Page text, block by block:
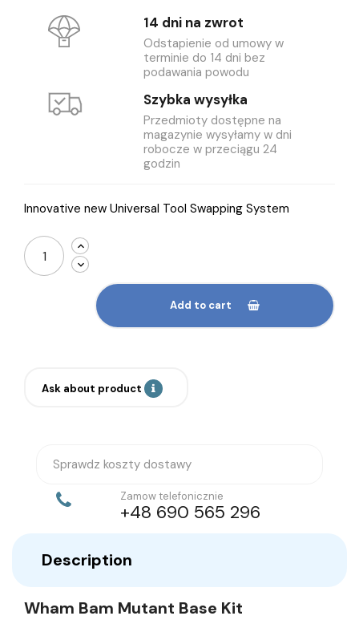
14 dni na zwrot
Odstapienie od umowy w
terminie do 14 dni bez
podawania powodu
Szybka wysyłka
Przedmioty dostępne na
magazynie wysyłamy w dni
robocze w przeciągu 24
godzin
Innovative new Universal Tool Swapping System
Add to cart
Ask about product
Sprawdz koszty dostawy
Zamow telefonicznie
+48 690 565 296
Description
Wham Bam Mutant Base Kit